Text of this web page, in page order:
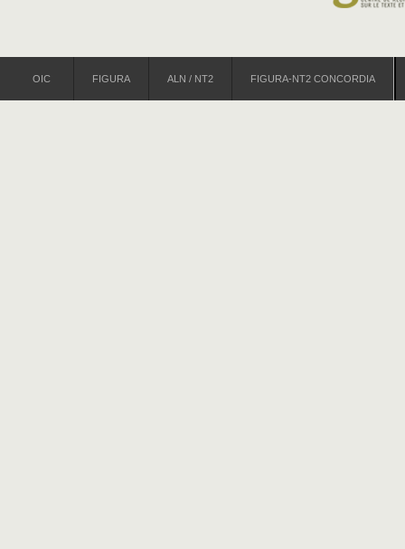
OIC FIGURA ALN / NT2 FIGURA-NT2 CONCORDIA